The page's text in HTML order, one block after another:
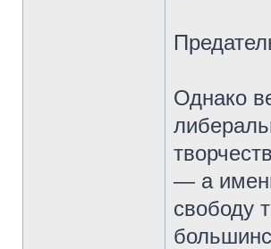
Однако
— а
свободу